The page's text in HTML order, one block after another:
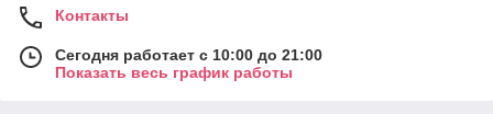
Контакты
Сегодня работает с 10:00 до 21:00
Показать весь график работы